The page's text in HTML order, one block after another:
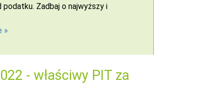
Zadbaj o najwyższy i
- właściwy PIT za